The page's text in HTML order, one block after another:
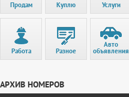
Продам Куплю Услуги
Работа Разное
Авто
объявления
АРХИВ НОМЕРОВ